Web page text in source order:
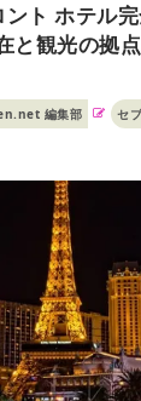
ト ホテル
と観光の拠点
編集部 セ